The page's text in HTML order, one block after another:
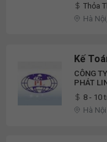
Thỏa
Hà
Kế
CÔNG
PHÁT
8 - 10
Hà Nội